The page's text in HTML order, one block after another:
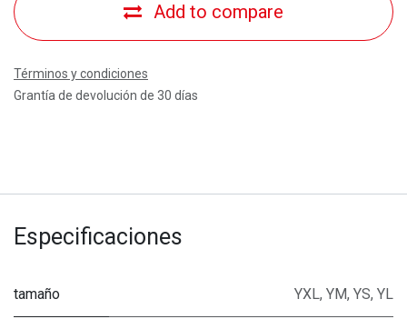
Add to compare
Términos y condiciones
Grantía de devolución de 30 días
Especificaciones
tamaño YXL, YM, YS, YL